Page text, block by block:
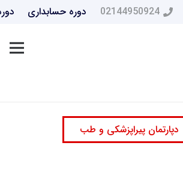
02144950924 دوره حسابداری
دپارتمان پیراپزشکی و طب